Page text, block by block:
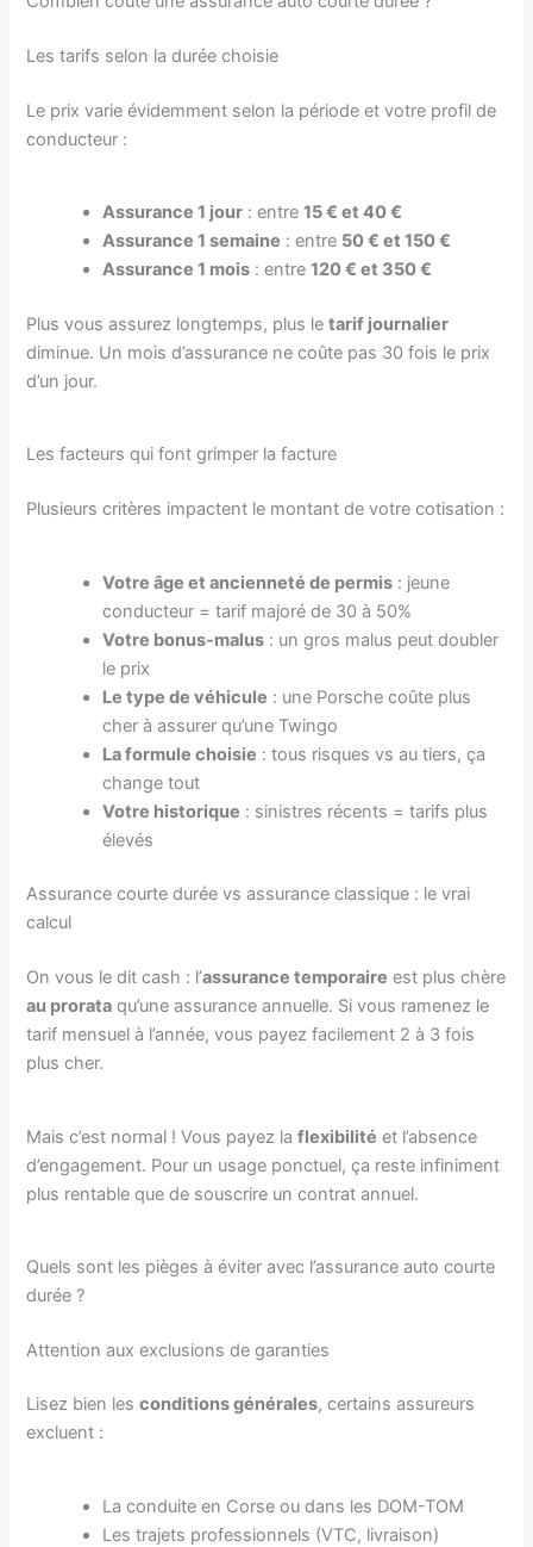
Les tarifs selon la durée choisie
Le prix varie évidemment selon la période et votre profil de
conducteur :
Assurance 1 jour : entre15 € et 40 €
Assurance 1 semaine : entre 50 € et 150 €
Assurance 1 mois : entre120 € et 350 €
Plus vous assurez longtemps, plus letarif journalier
diminue. Un mois d’assurance ne coûte pas 30 fois le prix
d’un jour.
Les facteurs qui font grimper la facture
Plusieurs critères impactent le montant de votre cotisation :
Votre âge et ancienneté de permis : jeune
conducteur = tarif majoré de 30 à 50%
Votre bonus-malus : un gros malus peut doubler
le prix
Le type de véhicule : une Porsche coûte plus
cher à assurer qu’une Twingo
La formule choisie : tous risques vs au tiers, ça
change tout
Votre historique : sinistres récents = tarifs plus
élevés
Assurance courte durée vs assurance classique : le vrai
calcul
On vous le dit cash : l’assurance temporaire est plus chère
au prorata qu’une assurance annuelle. Si vous ramenez le
tarif mensuel à l’année, vous payez facilement 2 à 3 fois
plus cher.
Mais c’est normal ! Vous payez laflexibilité et l’absence
d’engagement. Pour un usage ponctuel, ça reste infiniment
plus rentable que de souscrire un contrat annuel.
Quels sont les pièges à éviter avec l’assurance auto courte
durée ?
Attention aux exclusions de garanties
Lisez bien lesconditions générales, certains assureurs
excluent :
La conduite en Corse ou dans les DOM-TOM
Les trajets professionnels (VTC, livraison)